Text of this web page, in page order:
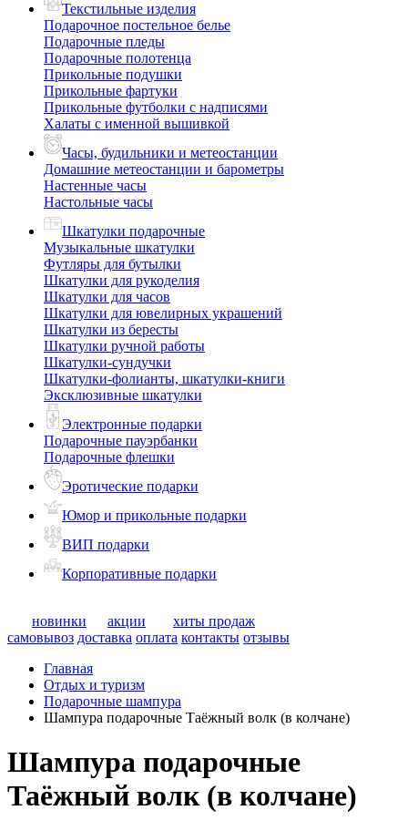
Текстильные изделия
Подарочное постельное белье
Подарочные пледы
Подарочные полотенца
Прикольные подушки
Прикольные фартуки
Прикольные футболки с надписями
Халаты с именной вышивкой
Часы, будильники и метеостанции
Домашние метеостанции и барометры
Настенные часы
Настольные часы
Шкатулки подарочные
Музыкальные шкатулки
Футляры для бутылки
Шкатулки для рукоделия
Шкатулки для часов
Шкатулки для ювелирных украшений
Шкатулки из бересты
Шкатулки ручной работы
Шкатулки-сундучки
Шкатулки-фолианты, шкатулки-книги
Эксклюзивные шкатулки
Электронные подарки
Подарочные пауэрбанки
Подарочные флешки
Эротические подарки
Юмор и прикольные подарки
ВИП подарки
Корпоративные подарки
новинки акции
хиты продаж
самовывоз доставка оплата контакты отзывы
Главная
Отдых и туризм
Подарочные шампура
Шампура подарочные Таёжный волк (в колчане)
Шампура подарочные
Таёжный волк (в колчане)